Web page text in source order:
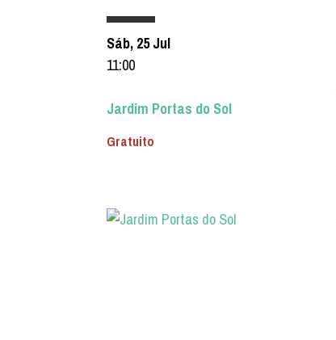
Sáb, 25 Jul
11:00
Jardim Portas do Sol
Gratuito